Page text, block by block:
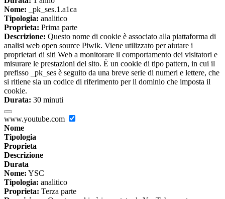
Nome: _pk_ses.1.a1ca
Tipologia: analitico
Proprieta: Prima parte
Descrizione: Questo nome di cookie è associato alla piattaforma di
analisi web open source Piwik. Viene utilizzato per aiutare i
proprietari di siti Web a monitorare il comportamento dei visitatori e
misurare le prestazioni del sito. È un cookie di tipo pattern, in cui il
prefisso _pk_ses è seguito da una breve serie di numeri e lettere, che
si ritiene sia un codice di riferimento per il dominio che imposta il
cookie.
Durata: 30 minuti
www.youtube.com
Nome
Tipologia
Proprieta
Descrizione
Durata
Nome: YSC
Tipologia: analitico
Proprieta: Terza parte